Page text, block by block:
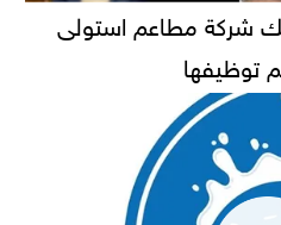
شركة مطاعم استولى
توظيفها